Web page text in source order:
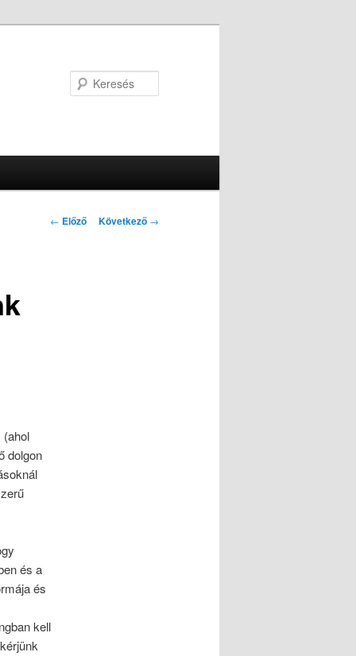
Bejegyzés
← Előző Következő →
(ahol
dolgon
és a
és
kell